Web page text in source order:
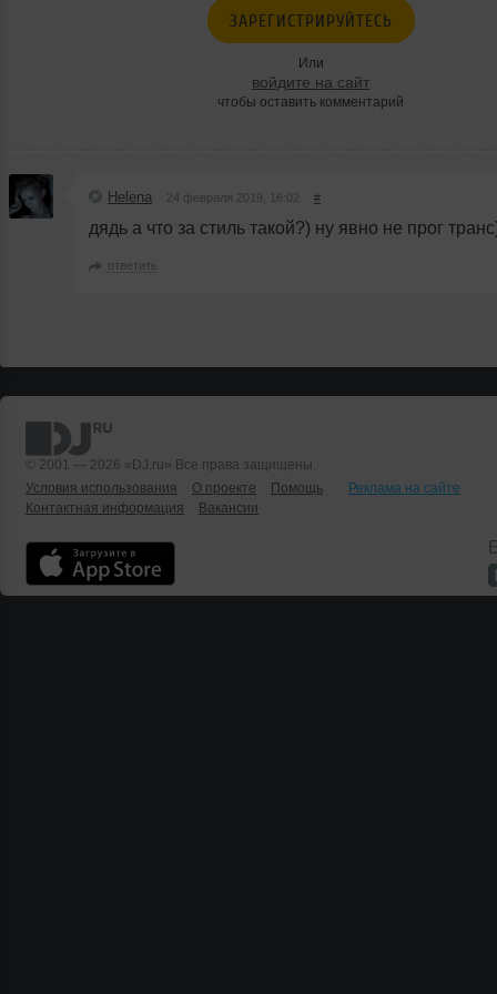
ЗАРЕГИСТРИРУЙТЕСЬ
Или
войдите на сайт
чтобы оставить комментарий
Helena 24 февраля 2019, 16:02 #
дядь а что за стиль такой?) ну явно не прог
ответить
© 2001 — 2026 «DJ.ru» Все права защищены.
Условия использования
О проекте Помощь
Реклама на сайте
Контактная информация
Вакансии